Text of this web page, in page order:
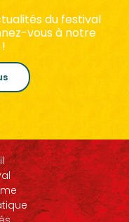
du festival
vous à notre